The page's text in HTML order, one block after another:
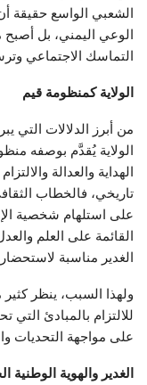
الشعبي الواسع حقيقة
الوعي اليمني، بل
التماسك الاجتماعي
الولاية كمنظومة قيم
من أبرز الدلالات التي
الولاية يُقدَّم بوصفه
الهداية والعدالة
تاريخي، فالخطاب
على استلهام شخصية
القائمة على العلم
الغدير مناسبة
ولهذا السبب، ينظر كثير
للالتزام بالمبادئ التي
على مواجهة التحديات
الغدير والهوية الوطنية